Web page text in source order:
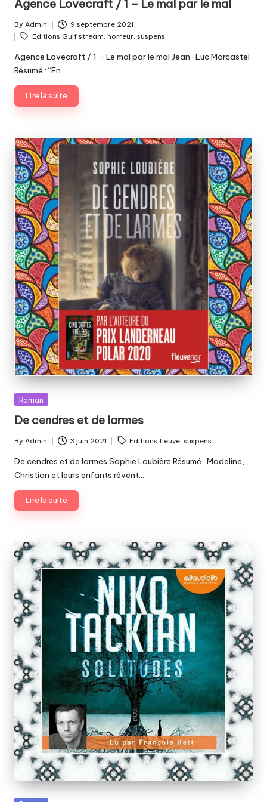
Agence Lovecraft / 1 – Le mal par le mal
Posted
by
By Admin 9 septembre 2021
Tags:
Editions Gulf stream, horreur, suspens
Agence Lovecraft / 1 – Le mal par le mal Jean-Luc Marcastel
Résumé : “En…
Lire la suite
Posted
Roman
De cendres et de larmes
Posted
by
By Admin 3 juin 2021
Tags: Editions fleuve,suspens
De cendres et de larmes Sophie Loubière Résumé : Madeline,
Christian et leurs enfants rêvent…
Lire la suite